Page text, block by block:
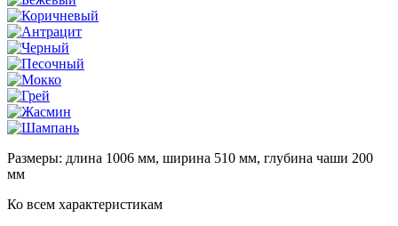
Размеры: длина 1006 мм, ширина 510 мм, глубина чаши 200
мм
Ко всем характеристикам